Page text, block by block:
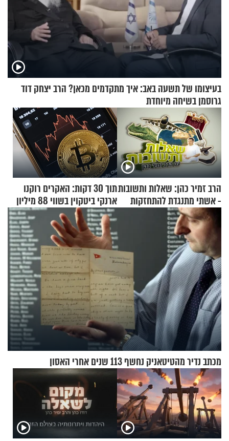
בעיצומו של תשעה באב: איך מתקדמים מכאן? הרב יצחק דוד
גרוסמן בשיחה מיוחדת
הרב זמיר כהן: שאלות ותשובות
- אשתי מתנגדת להתחזקות
שלי
תוך 30 דקות: האקרים רוקנו
ארנקי ביטקוין בשווי 88 מיליון
דולר
מכתב נדיר מהטיטאניק נחשף 113 שנים אחרי האסון